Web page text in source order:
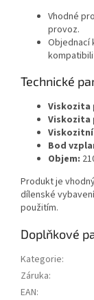
Vhodné
provoz.
Objednací
Technické
Viskozita
Viskozita
Bod
Objem:
Produkt je
dílenské
použitím.
Doplňkové
Kategorie:
Záruka:
EAN: